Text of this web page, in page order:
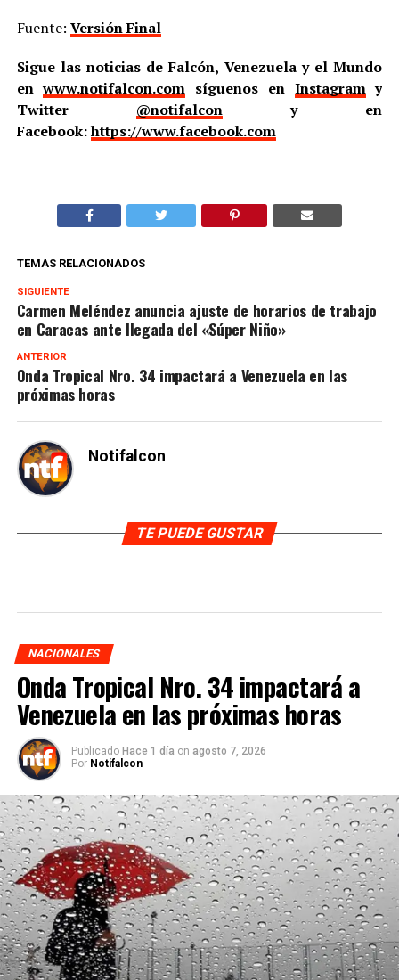
Fuente: Versión Final
Sigue las noticias de Falcón, Venezuela y el Mundo
enwww.notifalcon.com síguenos en Instagramy
Twitter @notifalcony en
Facebook:https://www.facebook.com
TEMAS RELACIONADOS
SIGUIENTE
Carmen Meléndez anuncia ajuste de horarios de trabajo
en Caracas ante llegada del «Súper Niño»
ANTERIOR
Onda Tropical Nro. 34 impactará a Venezuela en las
próximas horas
Notifalcon
TE PUEDE GUSTAR
NACIONALES
Onda Tropical Nro. 34 impactará a
Venezuela en las próximas horas
Publicado Hace 1 día on agosto 7, 2026
Por Notifalcon